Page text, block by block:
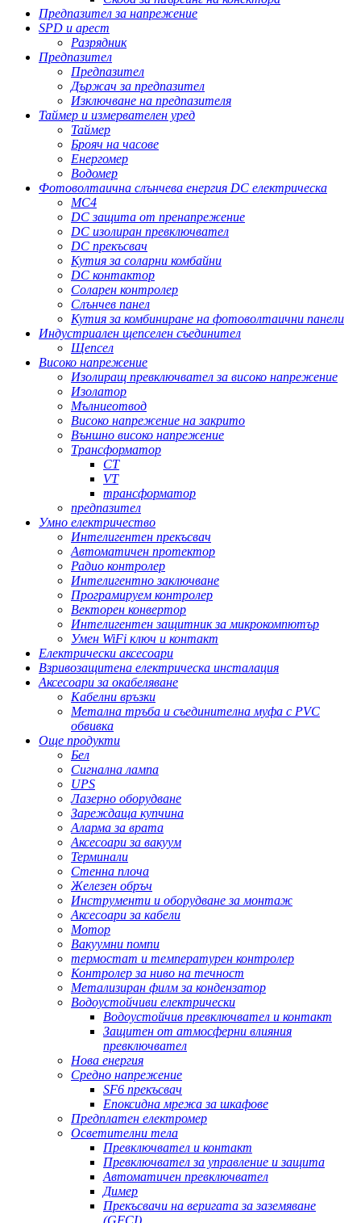
Предпазител за напрежение
SPD и арест
Разрядник
Предпазител
Предпазител
Държач за предпазител
Изключване на предпазителя
Таймер и измервателен уред
Таймер
Брояч на часове
Енергомер
Водомер
Фотоволтаична слънчева енергия DC електрическа
MC4
DC защита от пренапрежение
DC изолиран превключвател
DC прекъсвач
Кутия за соларни комбайни
DC контактор
Соларен контролер
Слънчев панел
Кутия за комбиниране на фотоволтаични панели
Индустриален щепселен съединител
Щепсел
Високо напрежение
Изолиращ превключвател за високо напрежение
Изолатор
Мълниеотвод
Високо напрежение на закрито
Външно високо напрежение
Трансформатор
CT
VT
трансформатор
предпазител
Умно електричество
Интелигентен прекъсвач
Автоматичен протектор
Радио контролер
Интелигентно заключване
Програмируем контролер
Векторен конвертор
Интелигентен защитник за микрокомпютър
Умен WiFi ключ и контакт
Електрически аксесоари
Взривозащитена електрическа инсталация
Аксесоари за окабеляване
Кабелни връзки
Метална тръба и съединителна муфа с PVC
обвивка
Още продукти
Бел
Сигнална лампа
UPS
Лазерно оборудване
Зареждаща купчина
Аларма за врата
Аксесоари за вакуум
Терминали
Стенна плоча
Железен обръч
Инструменти и оборудване за монтаж
Аксесоари за кабели
Мотор
Вакуумни помпи
термостат и температурен контролер
Контролер за ниво на течност
Метализиран филм за кондензатор
Водоустойчиви електрически
Водоустойчив превключвател и контакт
Защитен от атмосферни влияния
превключвател
Нова енергия
Средно напрежение
SF6 прекъсвач
Епоксидна мрежа за шкафове
Предплатен електромер
Осветителни тела
Превключвател и контакт
Превключвател за управление и защита
Автоматичен превключвател
Димер
Прекъсвачи на веригата за заземяване